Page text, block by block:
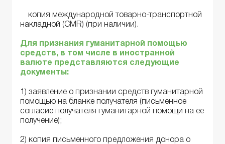
копия международной товарно-транспортной
накладной (CMR) (при наличии).
Для признания гуманитарной помощью
средств, в том числе в иностранной
валюте представляются следующие
документы:
1) заявление о признании средств гуманитарной
помощью на бланке получателя (письменное
согласие получателя гуманитарной помощи на ее
получение);
2) копия письменного предложения донора о